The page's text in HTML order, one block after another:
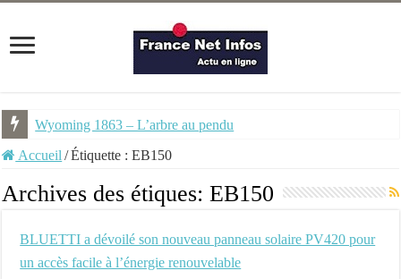
Wyoming 1863 – L’arbre au pendu
Accueil /Étiquette :EB150
Archives des étiques:EB150
BLUETTI a dévoilé son nouveau panneau solaire PV420 pour
un accès facile à l’énergie renouvelable